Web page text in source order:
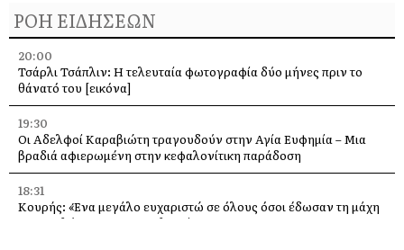
ΡΟΗ ΕΙΔΗΣΕΩΝ
20:00
Τσάρλι Τσάπλιν: Η τελευταία φωτογραφία δύο μήνες πριν το
θάνατό του [εικόνα]
19:30
Οι Αδελφοί Καραβιώτη τραγουδούν στην Αγία Ευφημία – Μια
βραδιά αφιερωμένη στην κεφαλονίτικη παράδοση
18:31
Κουρής: «Ένα μεγάλο ευχαριστώ σε όλους όσοι έδωσαν τη μάχη
με τις φλόγες στην Κεφαλονιά»